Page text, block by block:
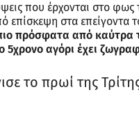
που έρχονται στο φως
στα επείγοντα
πρόσφατα από καύτρα
αγόρι έχει
το πρωί της